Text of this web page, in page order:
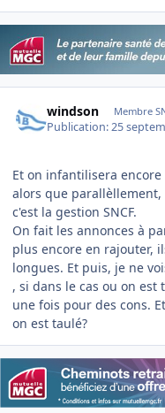
windson Membre
Publication:25
Et on infantilisera
alors que parallèllement,
c'est la gestion SNCF.
On fait les annonces à
plus encore en rajouter,
longues. Et puis, je ne
, si dans le cas ou on est
une fois pour des cons.
on est taulé?